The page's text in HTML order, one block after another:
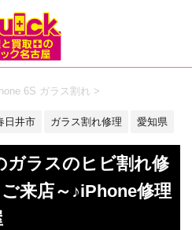
6S ガラス割れ >
井市 ガラス割れ修理 愛知県
ラスのヒビ割れ修
来店～♪iPhone修理